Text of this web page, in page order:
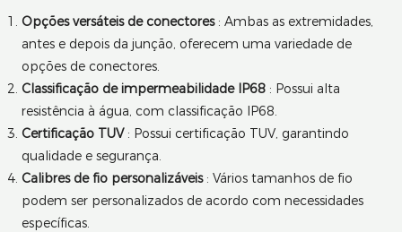
Opções versáteis de conectores: Ambas as extremidades,
antes e depois da junção, oferecem uma variedade de
opções de conectores.
Classificação de impermeabilidade IP68 : Possui alta
resistência à água, com classificação IP68.
Certificação TUV: Possui certificação TUV, garantindo
qualidade e segurança.
Calibres de fio personalizáveis: Vários tamanhos de fio
podem ser personalizados de acordo com necessidades
específicas.